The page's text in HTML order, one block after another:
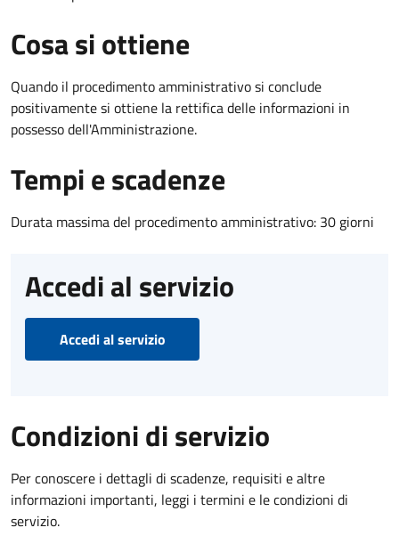
Cosa si ottiene
Quando il procedimento amministrativo si conclude
positivamente si ottiene la rettifica delle informazioni in
possesso dell'Amministrazione.
Tempi e scadenze
Durata massima del procedimento amministrativo: 30 giorni
Accedi al servizio
Accedi al servizio
Condizioni di servizio
Per conoscere i dettagli di scadenze, requisiti e altre
informazioni importanti, leggi i termini e le condizioni di
servizio.